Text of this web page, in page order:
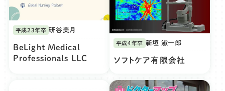
平成23年卒 研谷美月
BeLight Medical
Professionals LLC
平成4年卒 新垣 淑一郎
ソフトケア有限会社